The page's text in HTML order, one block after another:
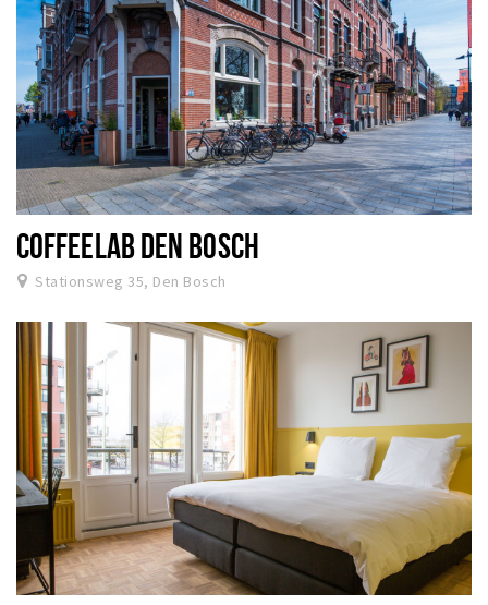
COFFEELAB DEN BOSCH
Stationsweg 35, Den Bosch